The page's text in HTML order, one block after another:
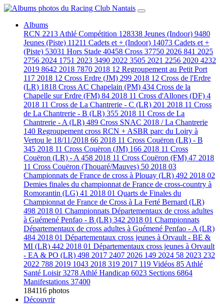
Albums
RCN 2213 Athlé Compétition 128338 Jeunes (Indoor) 9480
Jeunes (Piste) 11211 Cadets et + (Indoor) 14073 Cadets et +
(Piste) 53031 Hors Stade 40458 Cross 37750 2026 841 2025
2756 2024 1751 2023 3490 2022 3505 2021 2256 2020 4232
2019 8642 2018 7870 2018 12 Regroupement au Petit Port
117 2018 12 Cross Erdre (JM) 299 2018 12 Cross de l'Erdre
(LR) 1818 Cross AC Chapelain (PM) 434 Cross de la
Chapelle sur Erdre (FM) 84 2018 11 Cross d'Allones (DF) 4
2018 11 Cross de La Chantrerie - C (LR) 201 2018 11 Cross
de La Chantrerie - B (LR) 355 2018 11 Cross de La
Chantrerie - A (LR) 489 Cross SNAC 2018 / La Chantrerie
140 Regroupement cross RCN + ASBR parc du Loiry à
Vertou le 18/11/2018 66 2018 11 Cross Couëron (LR) - B
345 2018 11 Cross Couëron (JM) 166 2018 11 Cross
Couëron (LR) - A 458 2018 11 Cross Couëron (FM) 47 2018
11 Cross Couëron (Thouaré/Mauves) 50 2018 03
Championnats de France de cross à Plouay (LR) 492 2018 02
Demies finales du championnat de France de cross-country à
Romorantin (LG) 41 2018 01 Quarts de Finales du
Championnat de France de Cross à La Ferté Bernard (LR)
498 2018 01 Championnats Départementaux de cross adultes
à Guémené Penfao - B (LR) 342 2018 01 Championnats
Départementaux de cross adultes à Guémené Penfao - A (LR)
484 2018 01 Départementaux cross jeunes à Orvault - BE &
MI (LR) 442 2018 01 Départementaux cross jeunes à Orvault
- EA & PO (LR) 498 2017 2407 2026 149 2024 58 2023 232
2022 788 2019 1043 2018 319 2017 119 Vidéos 85 Athlé
Santé Loisir3278 Athlé Handicap 6023 Sections 6864
Manifestations 37400
184116 photos
Découvrir